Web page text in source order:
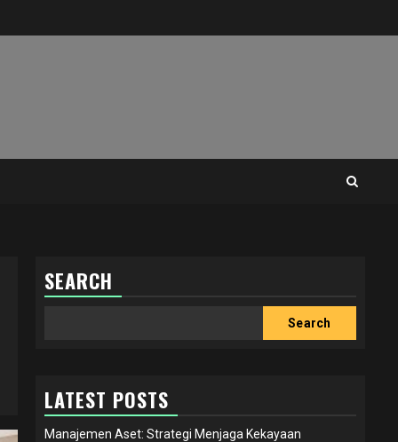
SEARCH
Search
LATEST POSTS
Manajemen Aset: Strategi Menjaga Kekayaan